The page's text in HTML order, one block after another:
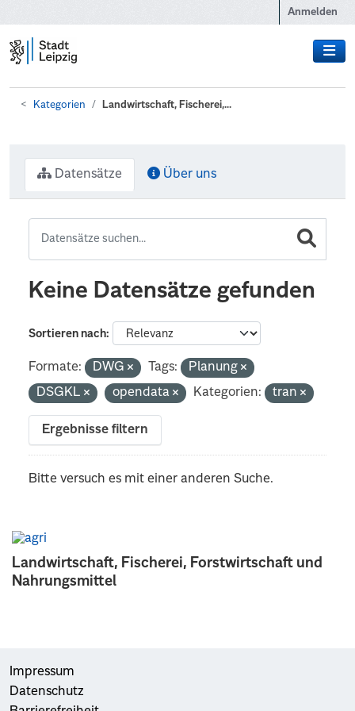
Anmelden
Kategorien Landwirtschaft, Fischerei,...
Landwirtschaft, Fischerei, Forstwirtschaft und
Nahrungsmittel
Datensätze Über uns
Keine Datensätze gefunden
Sortieren nach
Formate: DWG Tags:
Planung
DSGKL
opendata Kategorien: tran
Ergebnisse filtern
Bitte versuch es mit einer anderen Suche.
Impressum
Datenschutz